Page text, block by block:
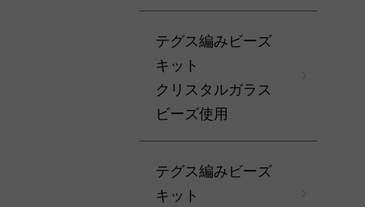
テグス編みビーズ
キット
クリスタルガラス
ビーズ使用
テグス編みビーズ
キット